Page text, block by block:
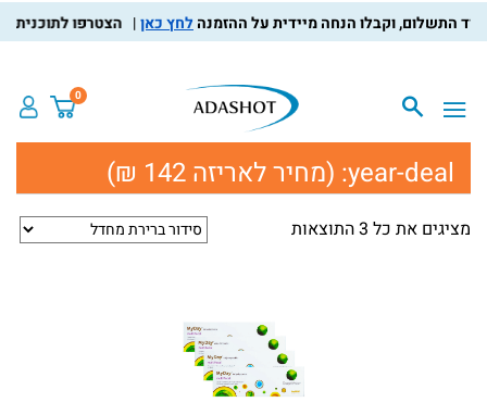
לחץ כאן הצטרפו לתוכנית
0
year-deal: (מחיר לאריזה 142 ₪)
מציגים את כל ⁦3⁩ התוצאות